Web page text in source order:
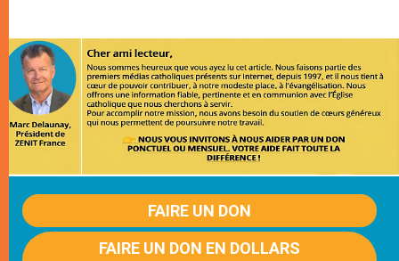
FAIRE UN DON
FAIRE UN DON EN DOLLARS